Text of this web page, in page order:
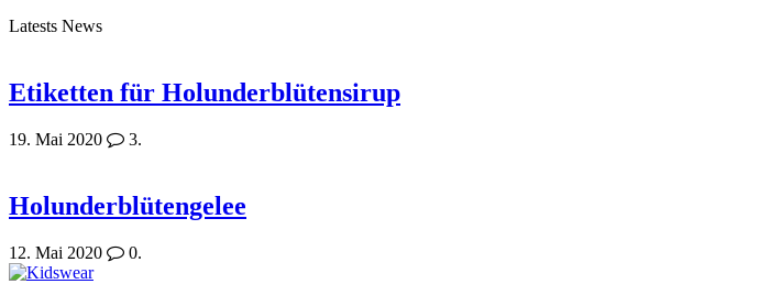
Latests News
Etiketten für Holunderblütensirup
19. Mai 2020 3.
Holunderblütengelee
12. Mai 2020 0.